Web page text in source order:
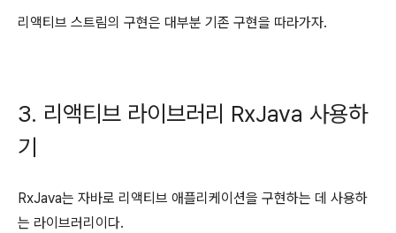
리액티브 스트림의 구현은 대부분 기존 구현을 따라가자.
3. 리액티브 라이브러리 RxJava 사용하
기
RxJava는 자바로 리액티브 애플리케이션을 구현하는 데 사용하
는 라이브러리이다.